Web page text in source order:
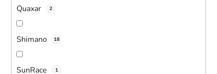
Quaxar 2
Shimano 18
SunRace 1